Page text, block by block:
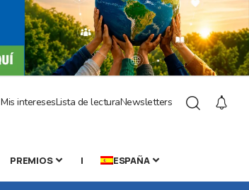
Mis interesesLista de lecturaNewsletters
PREMIOS | ESPAÑA